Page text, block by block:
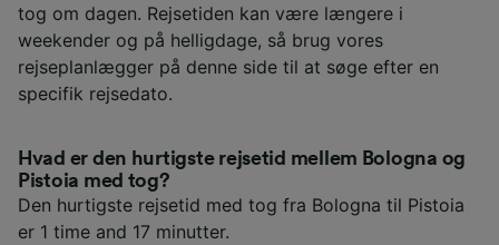
tog om dagen. Rejsetiden kan være længere i
weekender og på helligdage, så brug vores
rejseplanlægger på denne side til at søge efter en
specifik rejsedato.
Hvad er den hurtigste rejsetid mellem Bologna og
Pistoia med tog?
Den hurtigste rejsetid med tog fra Bologna til Pistoia
er 1 time and 17 minutter.